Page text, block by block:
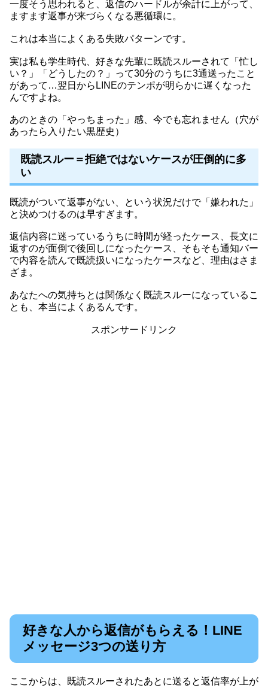
一度そう思われると、返信のハードルが余計に上がって、
ますます返事が来づらくなる悪循環に。
これは本当によくある失敗パターンです。
実は私も学生時代、好きな先輩に既読スルーされて「忙し
い？」「どうしたの？」って30分のうちに3通送ったこと
があって…翌日からLINEのテンポが明らかに遅くなった
んですよね。
あのときの「やっちまった」感、今でも忘れません（穴が
あったら入りたい黒歴史）
既読スルー＝拒絶ではないケースが圧倒的に多
い
既読がついて返事がない、という状況だけで「嫌われた」
と決めつけるのは早すぎます。
返信内容に迷っているうちに時間が経ったケース、長文に
返すのが面倒で後回しになったケース、そもそも通知バー
で内容を読んで既読扱いになったケースなど、理由はさま
ざま。
あなたへの気持ちとは関係なく既読スルーになっているこ
とも、本当によくあるんです。
スポンサードリンク
好きな人から返信がもらえる！LINE
メッセージ3つの送り方
ここからは、既読スルーされたあとに送ると返信率が上が